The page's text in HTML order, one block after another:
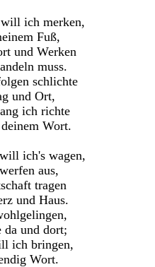
ich merken,
Fuß,
und Werken
muss.
schlichte
und Ort,
ich richte
Wort.
ich's wagen,
aus,
tragen
und Haus.
da und dort;
ich bringen,
Wort.